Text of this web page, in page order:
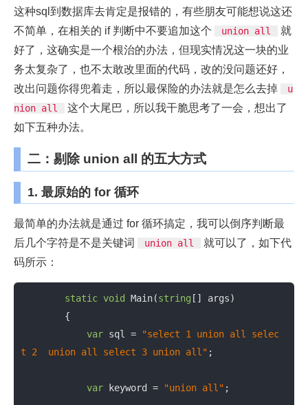
这种sql到数据库去肯定是报错的，有些朋友可能想说这还
不简单，在相关的 if 判断中不要追加这个
union all
就
好了，这确实是一个根治的办法，但现实情况这一块的业
务太复杂了，也不太敢改里面的代码，改的没问题还好，
改出问题你得兜着走，所以最保险的办法就是怎么去掉
u
nion all
这个大尾巴，所以我干脆思考了一会，想出了
如下五种办法。
二：剔除 union all 的五大方式
1. 最原始的 for 循环
最简单的办法就是通过 for 循环搞定，我可以倒序判断最
后几个字符是不是关键词
union all
就可以了，如下代
码所示：
static void Main(string [] args)
{
var sql =
"select 1 union all selec
t 2  union all select 3 union all" ;
var keyword = "union all" ;